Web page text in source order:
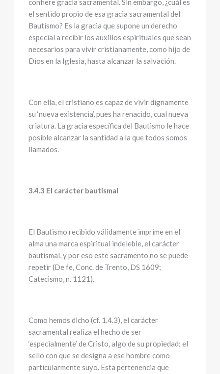
confiere gracia sacramental. Sin embargo, ¿cuál es
el sentido propio de esa gracia sacramental del
Bautismo? Es la gracia que supone un derecho
especial a recibir los auxilios espirituales que sean
necesarios para vivir cristianamente, como hijo de
Dios en la Iglesia, hasta alcanzar la salvación.
Con ella, el cristiano es capaz de vivir dignamente
su ‘nueva existencia’, pues ha renacido, cual nueva
criatura. La gracia específica del Bautismo le hace
posible alcanzar la santidad a la que todos somos
llamados.
3.4.3 El carácter bautismal
El Bautismo recibido válidamente imprime en el
alma una marca espiritual indeleble, el carácter
bautismal, y por eso este sacramento no se puede
repetir (De fe, Conc. de Trento, DS 1609;
Catecismo, n. 1121).
Como hemos dicho (cf. 1.4.3), el carácter
sacramental realiza el hecho de ser
‘especialmente’ de Cristo, algo de su propiedad: el
sello con que se designa a ese hombre como
particularmente suyo. Esta pertenencia que